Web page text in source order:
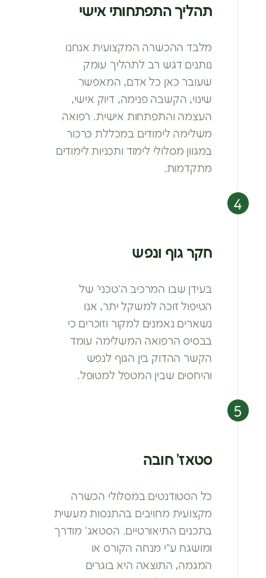
תהליך התפתחותי אישי
מלבד ההכשרה המקצועית אנחנו
נותנים דגש רב לתהליך עומק
שעובר כאן כל אדם, המאפשר
שינוי, הקשבה פנימה, דיוק אישי,
העצמה והתפתחות אישית. רפואה
משלימה לימודים במכללת כרכור
במגוון מסלולי לימוד ותכניות לימודים
מתקדמות.
חקר גוף ונפש
בעידן שבו המרכיב ה’טכני’ של
הטיפולזוכה למשקל יתר, אנו
נשארים נאמנים למקור וזוכרים כי
בבסיס הרפואה המשלימה עומד
הקשר ההדוק בין הגוף לנפש
והיחסים שבין המטפל למטופל.
סטאז’ חובה
כל הסטודנטים במסלולי הכשרה
מקצועית מחויבים בהתנסות מעשית
בתכנים התיאורטיים. הסטאג’ מודרך
ומושגח ע”י מנחה הקורס או
המגמה, התוצאה היא בוגרים